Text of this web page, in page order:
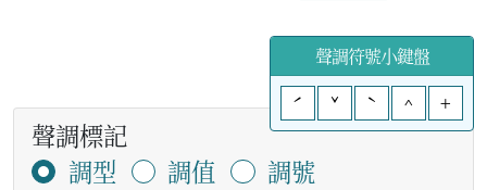
聲調符號小鍵盤
ˊ
ˇ ˋ ^ +
聲調標記
調型
調值
調號